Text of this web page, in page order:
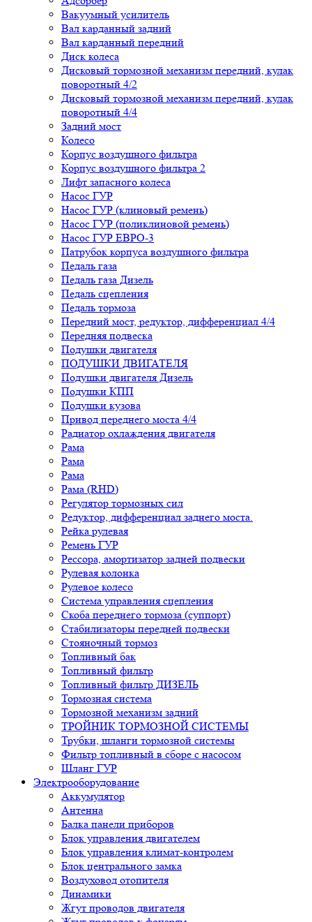
Вакуумный усилитель
Вал карданный задний
Вал карданный передний
Диск колеса
Дисковый тормозной механизм передний, кулак
поворотный 4/2
Дисковый тормозной механизм передний, кулак
поворотный 4/4
Задний мост
Колесо
Корпус воздушного фильтра
Корпус воздушного фильтра 2
Лифт запасного колеса
Насос ГУР
Насос ГУР (клиновый ремень)
Насос ГУР (поликлиновой ремень)
Насос ГУР ЕВРО-3
Патрубок корпуса воздушного фильтра
Педаль газа
Педаль газа Дизель
Педаль сцепления
Педаль тормоза
Передний мост, редуктор, дифференциал 4/4
Передняя подвеска
Подушки двигателя
ПОДУШКИ ДВИГАТЕЛЯ
Подушки двигателя Дизель
Подушки КПП
Подушки кузова
Привод переднего моста 4/4
Радиатор охлаждения двигателя
Рама
Рама
Рама
Рама (RHD)
Регулятор тормозных сил
Редуктор, дифференциал заднего моста.
Рейка рулевая
Ремень ГУР
Рессора, амортизатор задней подвески
Рулевая колонка
Рулевое колесо
Система управления сцепления
Скоба переднего тормоза (суппорт)
Стабилизаторы передней подвески
Стояночный тормоз
Топливный бак
Топливный фильтр
Топливный фильтр ДИЗЕЛЬ
Тормозная система
Тормозной механизм задний
ТРОЙНИК ТОРМОЗНОЙ СИСТЕМЫ
Трубки, шланги тормозной системы
Фильтр топливный в сборе с насосом
Шланг ГУР
Электрооборудование
Аккумулятор
Антенна
Балка панели приборов
Блок управления двигателем
Блок управления климат-контролем
Блок центрального замка
Воздуховод отопителя
Динамики
Жгут проводов двигателя